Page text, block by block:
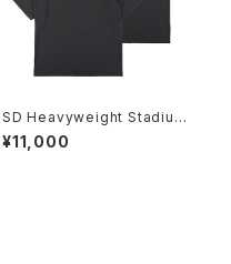
SD Heavyweight Stadium
Logo T
¥11,000